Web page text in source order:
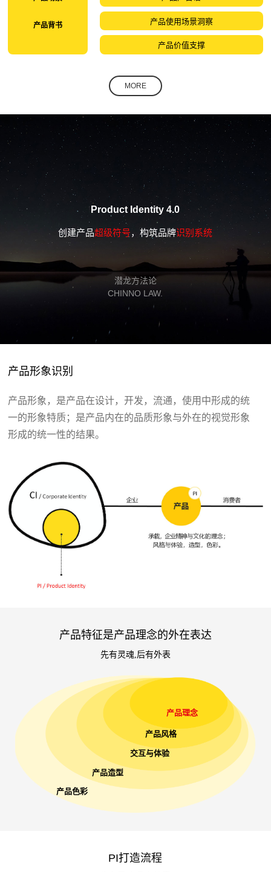
产品背书 产品使用场景洞察
产品价值支撑
MORE
Product Identity 4.0
创建产品超级符号，构筑品牌识别系统
潜龙方法论
CHINNO LAW.
产品形象识别
产品形象，是产品在设计，开发，流通，使用中形成的统
一的形象特质；是产品内在的品质形象与外在的视觉形象
形成的统一性的结果。
产品特征是产品理念的外在表达
先有灵魂,后有外表
产品理念
产品风格
交互与体验
产品造型
产品色彩
PI打造流程